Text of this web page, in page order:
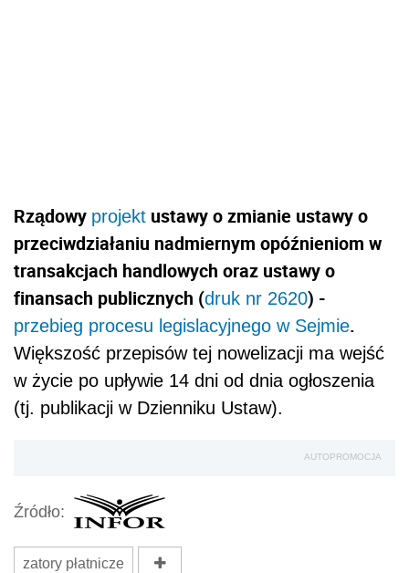
Rządowy projekt ustawy o zmianie ustawy o
przeciwdziałaniu nadmiernym opóźnieniom w
transakcjach handlowych oraz ustawy o
finansach publicznych (druk nr 2620) -
przebieg procesu legislacyjnego w Sejmie.
Większość przepisów tej nowelizacji ma wejść
w życie po upływie 14 dni od dnia ogłoszenia
(tj. publikacji w Dzienniku Ustaw).
AUTOPROMOCJA
Źródło:
zatory płatnicze